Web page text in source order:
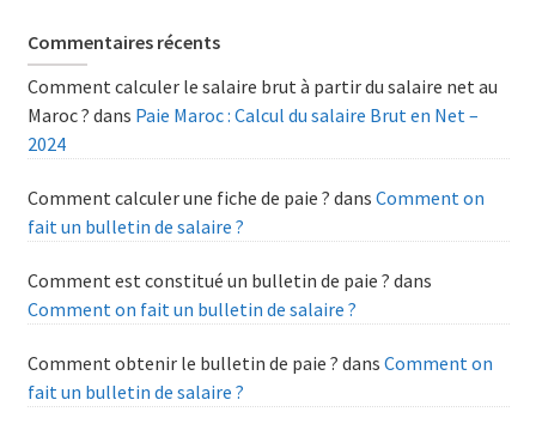
Commentaires récents
Comment calculer le salaire brut à partir du salaire net au
Maroc ? dans Paie Maroc : Calcul du salaire Brut en Net –
2024
Comment calculer une fiche de paie ? dans Comment on
fait un bulletin de salaire ?
Comment est constitué un bulletin de paie ? dans
Comment on fait un bulletin de salaire ?
Comment obtenir le bulletin de paie ? dans Comment on
fait un bulletin de salaire ?